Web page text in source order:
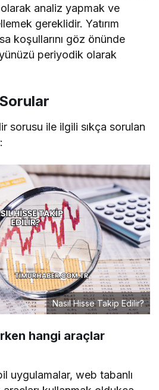
analiz yapmak ve
gereklidir. Yatırım
koşullarını göz önünde
periyodik olarak
sorusu ile ilgili sıkça sorulan
Nasıl Hisse Takip Edilir?
hangi araçlar
uygulamalar, web tabanlı